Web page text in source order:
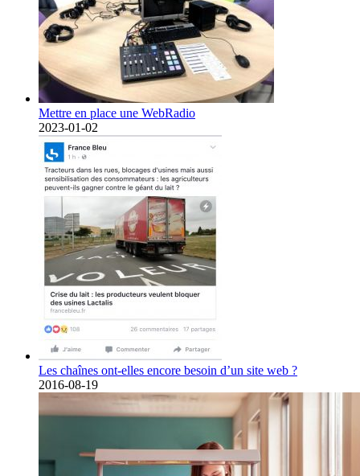
Mettre en place une WebRadio
2023-01-02
Les chaînes ont-elles encore besoin d’un site web ?
2016-08-19